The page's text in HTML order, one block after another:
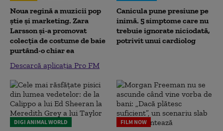
Noua regină a muzicii pop
știe și marketing. Zara
Larsson și-a promovat
colecția de costume de baie
purtând-o chiar ea
Descarcă aplicația Pro FM
Canicula pune presiune pe
inimă. 5 simptome care nu
trebuie ignorate niciodată,
potrivit unui cardiolog
DIGI ANIMAL WORLD FILM NOW